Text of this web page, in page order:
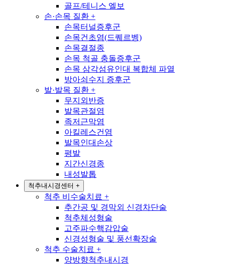
골프/테니스 엘보
손·손목 질환 +
손목터널증후군
손목건초염(드퀘르벵)
손목결절종
손목 척골 충돌증후군
손목 삼각섬유인대 복합체 파열
방아쇠수지 증후군
발·발목 질환 +
무지외반증
발목관절염
족저근막염
아킬레스건염
발목인대손상
평발
지간신경종
내성발톱
척추내시경센터 +
척추 비수술치료 +
추간공 및 경막외 신경차단술
척추체성형술
고주파수핵감압술
신경성형술 및 풍선확장술
척추 수술치료 +
양방향척추내시경